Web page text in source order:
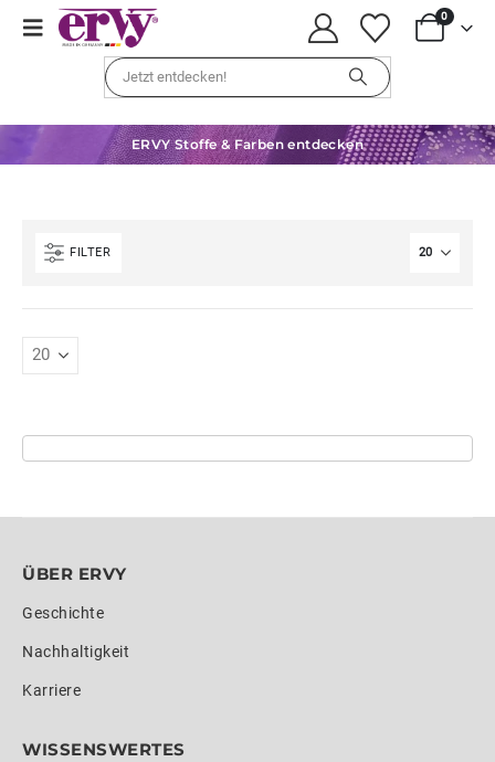
0
ERVY Stoffe & Farben entdecken
FILTER
ÜBER ERVY
Geschichte
Nachhaltigkeit
Karriere
WISSENSWERTES